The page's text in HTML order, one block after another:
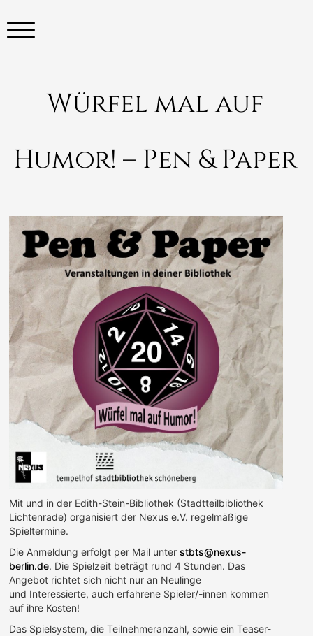
Würfel mal auf
Humor! – Pen & Paper
Mit und in der Edith-Stein-Bibliothek (Stadtteilbibliothek
Lichtenrade) organisiert der Nexus e.V. regelmäßige
Spieltermine.
Die Anmeldung erfolgt per Mail unterstbts@nexus-
berlin.de. Die Spielzeit beträgt rund 4 Stunden. Das
Angebot richtet sich nicht nur an Neulinge
und Interessierte, auch erfahrene Spieler/-innen kommen
auf ihre Kosten!
Das Spielsystem, die Teilnehmeranzahl, sowie ein Teaser-